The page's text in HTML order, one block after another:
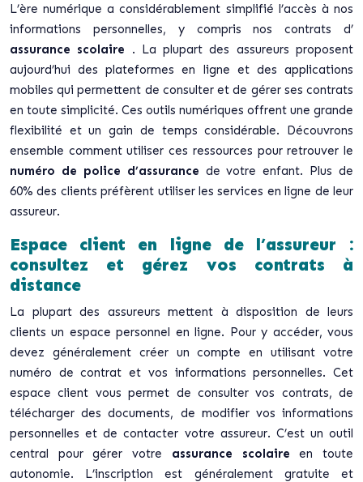
L’ère numérique a considérablement simplifié l’accès à nos
informations personnelles, y compris nos contrats d’
assurance scolaire . La plupart des assureurs proposent
aujourd’hui des plateformes en ligne et des applications
mobiles qui permettent de consulter et de gérer ses contrats
en toute simplicité. Ces outils numériques offrent une grande
flexibilité et un gain de temps considérable. Découvrons
ensemble comment utiliser ces ressources pour retrouver le
numéro de police d’assurance de votre enfant. Plus de
60% des clients préfèrent utiliser les services en ligne de leur
assureur.
Espace client en ligne de l’assureur :
consultez et gérez vos contrats à
distance
La plupart des assureurs mettent à disposition de leurs
clients un espace personnel en ligne. Pour y accéder, vous
devez généralement créer un compte en utilisant votre
numéro de contrat et vos informations personnelles. Cet
espace client vous permet de consulter vos contrats, de
télécharger des documents, de modifier vos informations
personnelles et de contacter votre assureur. C’est un outil
central pour gérer votre assurance scolaireen toute
autonomie. L’inscription est généralement gratuite et